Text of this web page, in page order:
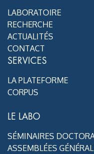
LABORATOIRE
RECHERCHE
ACTUALITÉS
CONTACT
SERVICES
LA PLATEFORME
CORPUS
LE LABO
SÉMINAIRES
ASSEMBLÉES